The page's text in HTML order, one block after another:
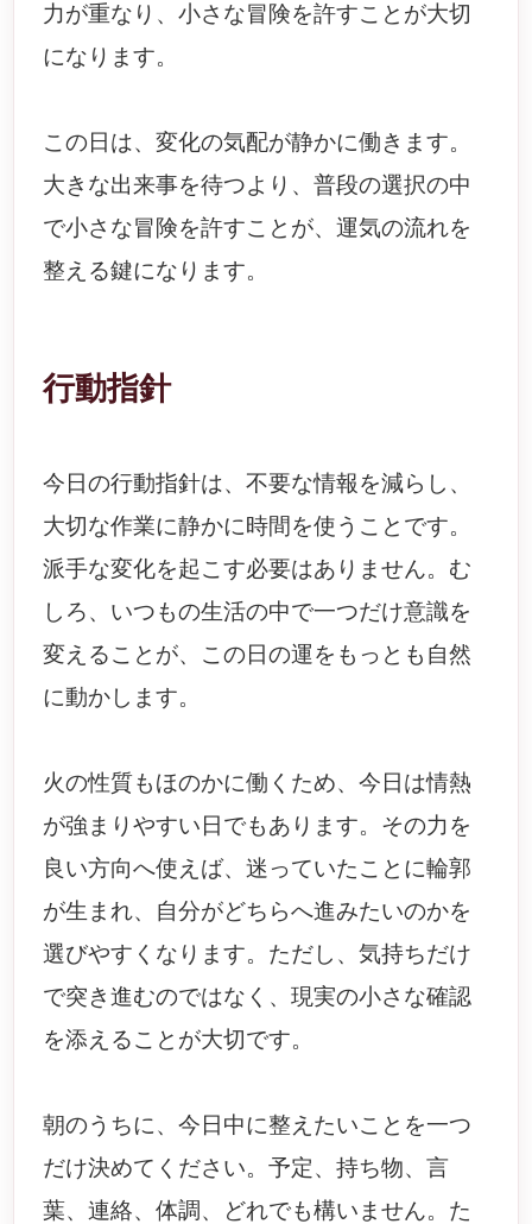
力が重なり、小さな冒険を許すことが大切
になります。
この日は、変化の気配が静かに働きます。
大きな出来事を待つより、普段の選択の中
で小さな冒険を許すことが、運気の流れを
整える鍵になります。
行動指針
今日の行動指針は、不要な情報を減らし、
大切な作業に静かに時間を使うことです。
派手な変化を起こす必要はありません。む
しろ、いつもの生活の中で一つだけ意識を
変えることが、この日の運をもっとも自然
に動かします。
火の性質もほのかに働くため、今日は情熱
が強まりやすい日でもあります。その力を
良い方向へ使えば、迷っていたことに輪郭
が生まれ、自分がどちらへ進みたいのかを
選びやすくなります。ただし、気持ちだけ
で突き進むのではなく、現実の小さな確認
を添えることが大切です。
朝のうちに、今日中に整えたいことを一つ
だけ決めてください。予定、持ち物、言
葉、連絡、体調、どれでも構いません。た